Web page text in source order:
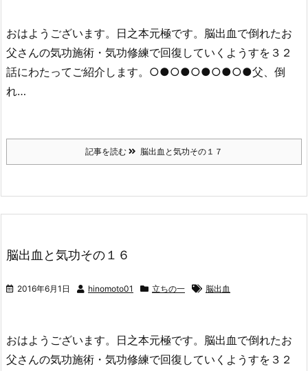
おはようございます。日之本元極です。脳出血で倒れたお
父さんの気功施術・気功修練で回復していくようすを３２
話にわたってご紹介します。○●○●○●○●○●父、倒
れ…
記事を読む 脳出血と気功その１７
脳出血と気功その１６
2016年6月1日 hinomoto01 立ちの一 脳出血
おはようございます。日之本元極です。脳出血で倒れたお
父さんの気功施術・気功修練で回復していくようすを３２